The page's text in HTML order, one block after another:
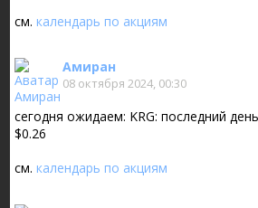
см.календарь по акциям
Амиран
08 октября 2024, 00:30
сегодня ожидаем: KRG: последний
$0.26
см.календарь по акциям